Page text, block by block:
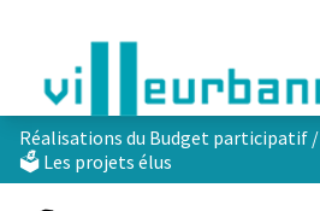
Réalisations du Budget participatif /
🗳️ Les projets élus